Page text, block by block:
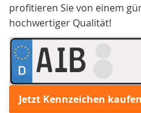
profitieren Sie von einem
hochwertiger Qualität!
AIB
Jetzt Kennzeichen kaufen